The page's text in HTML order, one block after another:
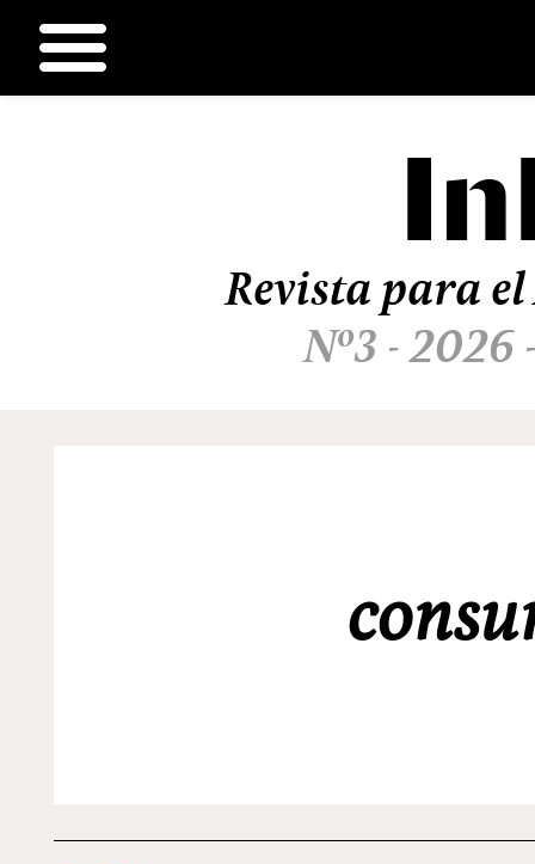
Revista para
Nº3 - 2026